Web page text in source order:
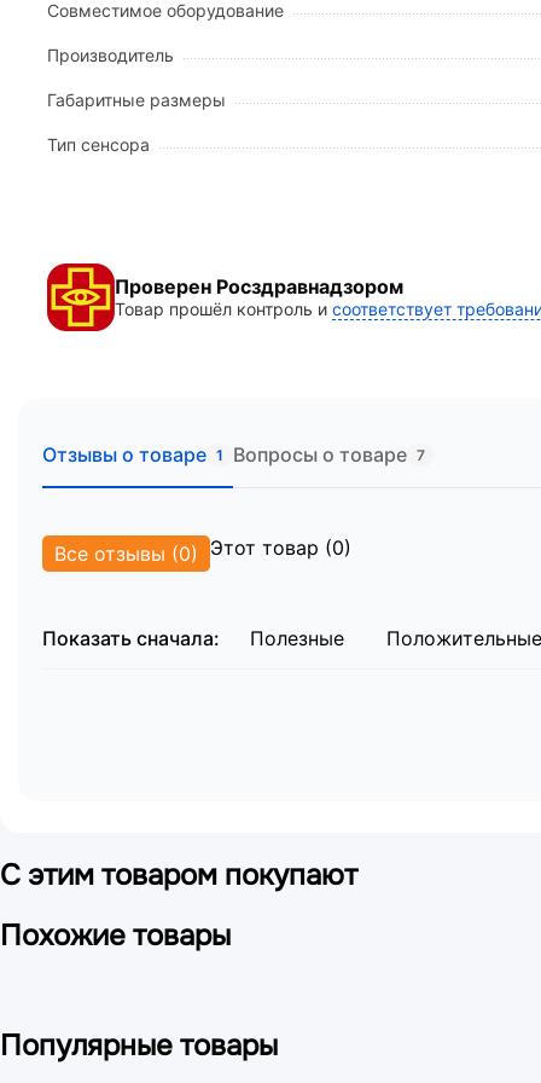
Класс защиты от влаги:
IPx7 (допускает
Габаритные размеры рабочей части:20*51
Вес датчика:1 кг.
Логистические параметры
Объем упаковки:0,01 м3.
Вес в упаковке (брутто):1,3 кг.
Совместимое оборудование
Производитель
Габаритные размеры
Тип сенсора
Проверен Росздравнадзором
Товар прошёл контроль и соответствует
Отзывы о товаре 1 Вопросы о товаре 7
Все отзывы (0) Этот товар (0)
Показать сначала: Полезные Положительные
С этим товаром покупают
Похожие товары
Популярные товары